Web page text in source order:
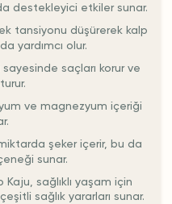
destekleyici etkiler sunar.
tansiyonu düşürerek kalp
yardımcı olur.
sayesinde saçları korur ve
ve magnezyum içeriği
şeker içerir, bu da
sunar.
sağlıklı yaşam için
sağlık yararları sunar.